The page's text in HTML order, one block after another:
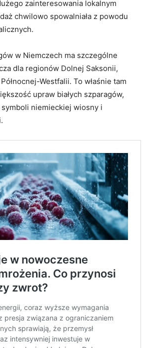
zainteresowania lokalnym
chwilowo spowalniała z powodu
w Niemczech ma szczególne
dla regionów Dolnej Saksonii,
Westfalii. To właśnie tam
upraw białych szparagów,
niemieckiej wiosny i